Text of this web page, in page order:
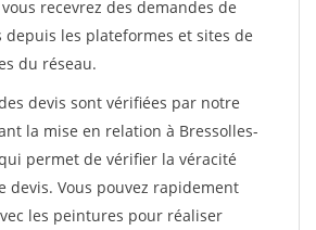
recevrez des demandes de
depuis les plateformes et sites de
du réseau.
devis sont vérifiées par notre
la mise en relation à Bressolles-
permet de vérifier la véracité
devis. Vous pouvez rapidement
les peintures pour réaliser